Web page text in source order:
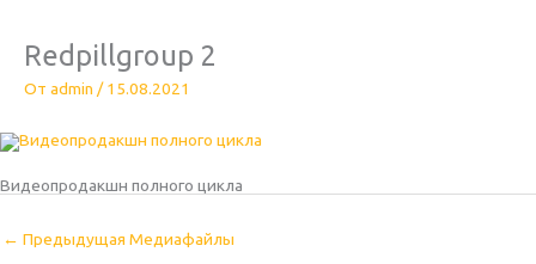
Redpillgroup 2
От admin /15.08.2021
Видеопродакшн полного цикла
← Предыдущая Медиафайлы